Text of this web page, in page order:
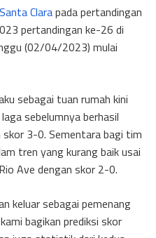
Santa Clarapada pertandingan
pertandingan ke-26 di
(02/04/2023) mulai
sebagai tuan rumah kini
sebelumnya berhasil
3-0. Sementara bagi tim
tren yang kurang baik usai
Ave dengan skor 2-0.
keluar sebagai pemenang
bagikan prediksi skor